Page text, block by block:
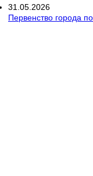
31.05.2026
Первенство города